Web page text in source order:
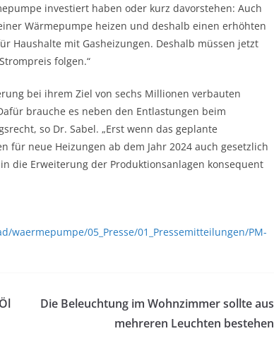
investiert haben oder kurz davorstehen: Auch
Wärmepumpe heizen und deshalb einen erhöhten
Haushalte mit Gasheizungen. Deshalb müssen jetzt
folgen.“
bei ihrem Ziel von sechs Millionen verbauten
brauche es neben den Entlastungen beim
so Dr. Sabel. „Erst wenn das geplante
für neue Heizungen ab dem Jahr 2024 auch gesetzlich
die Erweiterung der Produktionsanlagen konsequent
05_Presse/01_Pressemitteilungen/PM-
Die Beleuchtung im Wohnzimmer sollte aus
mehreren Leuchten bestehen